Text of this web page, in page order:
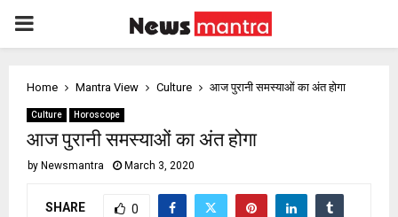
PRIMARY
Home Mantra View Culture आज पुरानी समस्याओं का अंत होगा
Culture Horoscope
आज पुरानी समस्याओं का अंत होगा
by Newsmantra March 3, 2020
SHARE 0